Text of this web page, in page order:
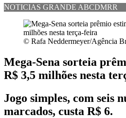
NOTICIAS GRANDE ABCDMRR
© Rafa Neddermeyer/Agência
Mega-Sena sorteia
R$ 3,5 milhões nesta
Jogo simples, com seis
marcados, custa R$ 6.